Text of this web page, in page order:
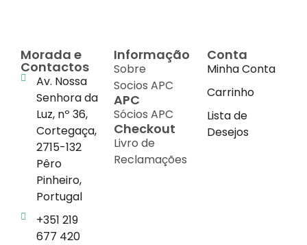
Morada e
Contactos
Av. Nossa
Senhora da
Luz, nº 36,
Cortegaça,
2715-132
Pêro
Pinheiro,
Portugal
+351 219
677 420
Informação
Sobre
Socios APC
APC
Sócios APC
Checkout
Livro de
Reclamações
Conta
Minha Conta
Carrinho
Lista de
Desejos